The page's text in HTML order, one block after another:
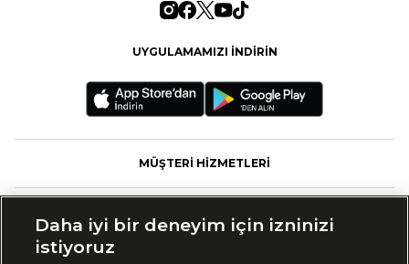
UYGULAMAMIZI İNDİRİN
MÜŞTERİ HİZMETLERİ
Daha iyi bir deneyim için izninizi
istiyoruz